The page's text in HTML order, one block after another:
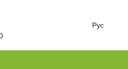
Рус